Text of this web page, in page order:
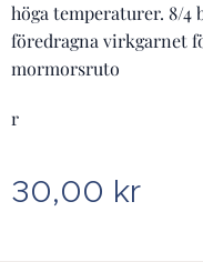
höga temperaturer. 8/4
föredragna virkgarnet
mormorsruto
r
30,00 kr